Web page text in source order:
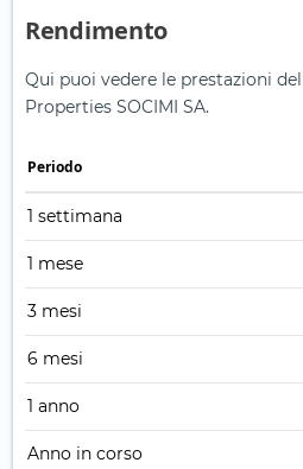
Rendimento
Qui puoi vedere le prestazioni
Properties SOCIMI SA.
Periodo
1 settimana
1 mese
3 mesi
6 mesi
1 anno
Anno in corso